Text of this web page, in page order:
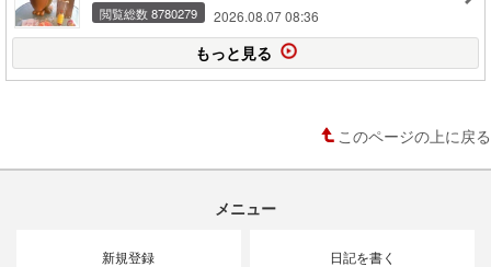
閲覧総数 8780279 2026.08.07 08:36
もっと見る
このページの上に戻る
メニュー
新規登録 日記を書く